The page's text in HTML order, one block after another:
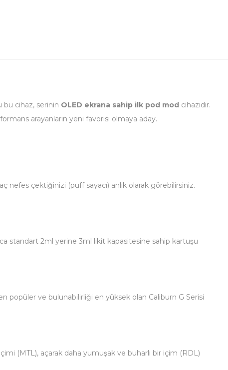
bu cihaz, serinin OLED ekrana sahip ilk pod mod cihazıdır.
arayanların yeni favorisi olmaya aday.
çektiğinizi (puff sayacı) anlık olarak görebilirsiniz.
standart 2ml yerine 3ml likit kapasitesine sahip kartuşu
popüler ve bulunabilirliği en yüksek olan Caliburn G Serisi
(MTL), açarak daha yumuşak ve buharlı bir içim (RDL)